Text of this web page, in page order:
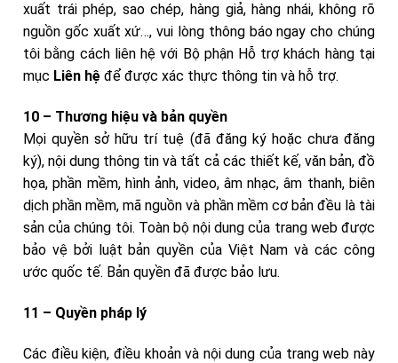
xuất trái phép, sao chép, hàng giả, hàng nhái, không rõ
nguồn gốc xuất xứ…, vui lòng thông báo ngay cho chúng
tôi bằng cách liên hệ với Bộ phận Hỗ trợ khách hàng tại
mục Liên hệ để được xác thực thông tin và hỗ trợ.
10 – Thương hiệu và bản quyền
Mọi quyền sở hữu trí tuệ (đã đăng ký hoặc chưa đăng
ký), nội dung thông tin và tất cả các thiết kế, văn bản, đồ
họa, phần mềm, hình ảnh, video, âm nhạc, âm thanh, biên
dịch phần mềm, mã nguồn và phần mềm cơ bản đều là tài
sản của chúng tôi. Toàn bộ nội dung của trang web được
bảo vệ bởi luật bản quyền của Việt Nam và các công
ước quốc tế. Bản quyền đã được bảo lưu.
11 – Quyền pháp lý
Các điều kiện, điều khoản và nội dung của trang web này